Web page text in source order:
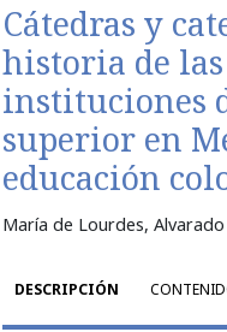
Cátedras y
historia de
instituciones
superior en
educación
María de Lourdes,
DESCRIPCIÓN